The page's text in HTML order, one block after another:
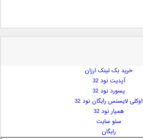
خرید بک لینک ارزان
آپدیت نود 32
پسورد نود 32
اوکلی لایسنس رایگان نود 32
همیار نود 32
سئو سایت
رایگان